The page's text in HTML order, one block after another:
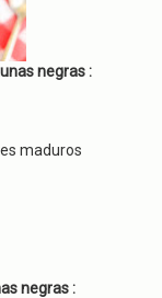
negras :
maduros
negras :